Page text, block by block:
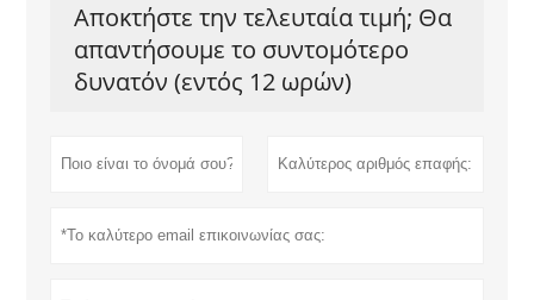
Αποκτήστε την τελευταία τιμή; Θα
απαντήσουμε το συντομότερο
δυνατόν (εντός 12 ωρών)